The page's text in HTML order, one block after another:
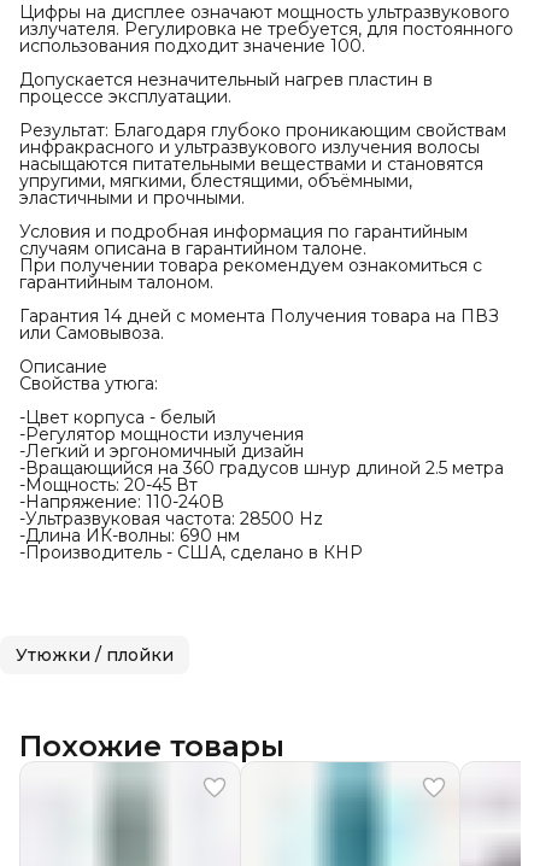
Цифры на дисплее означают мощность ультразвукового
излучателя. Регулировка не требуется, для постоянного
использования подходит значение 100.
Допускается незначительный нагрев пластин в
процессе эксплуатации.
Результат: Благодаря глубоко проникающим свойствам
инфракрасного и ультразвукового излучения волосы
насыщаются питательными веществами и становятся
упругими, мягкими, блестящими, объёмными,
эластичными и прочными.
Условия и подробная информация по гарантийным
случаям описана в гарантийном талоне.
При получении товара рекомендуем ознакомиться с
гарантийным талоном.
Гарантия 14 дней с момента Получения товара на ПВЗ
или Самовывоза.
Описание
Свойства утюга:
-Цвет корпуса - белый
-Регулятор мощности излучения
-Легкий и эргономичный дизайн
-Вращающийся на 360 градусов шнур длиной 2.5 метра
-Мощность: 20-45 Вт
-Напряжение: 110-240В
-Ультразвуковая частота: 28500 Hz
-Длина ИК-волны: 690 нм
-Производитель - США, сделано в КНР
Утюжки / плойки
Похожие товары